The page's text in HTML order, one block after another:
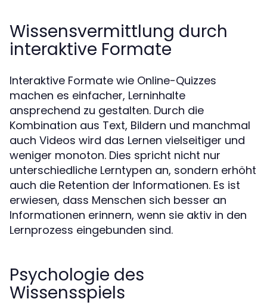
Wissensvermittlung durch
interaktive Formate
Interaktive Formate wie Online-Quizzes
machen es einfacher, Lerninhalte
ansprechend zu gestalten. Durch die
Kombination aus Text, Bildern und manchmal
auch Videos wird das Lernen vielseitiger und
weniger monoton. Dies spricht nicht nur
unterschiedliche Lerntypen an, sondern erhöht
auch die Retention der Informationen. Es ist
erwiesen, dass Menschen sich besser an
Informationen erinnern, wenn sie aktiv in den
Lernprozess eingebunden sind.
Psychologie des
Wissensspiels